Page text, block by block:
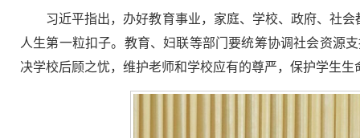
习近平指出，办好教育事业，家庭、学校、政府、社
人生第一粒扣子。教育、妇联等部门要统筹协调社会资源
决学校后顾之忧，维护老师和学校应有的尊严，保护学生生